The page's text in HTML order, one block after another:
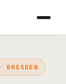
DRESDEN